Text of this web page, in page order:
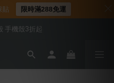
｜加入會員立即領取
｜加入會員立即領取
手機殼3折起
館95折優惠
貼 限時滿288免運